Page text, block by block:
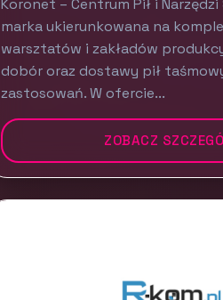
Koronet – Centrum Pił i
marka ukierunkowana na
warsztatów i zakładów
dobór oraz dostawy pił
zastosowań. W ofercie...
ZOBACZ